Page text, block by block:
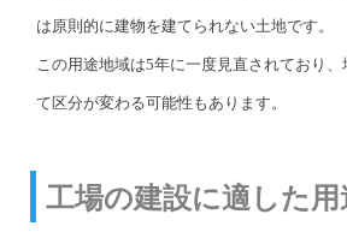
は原則的に建物を建てられない土地です。
この用途地域は5年に一度見直されており
て区分が変わる可能性もあります。
工場の建設に適した